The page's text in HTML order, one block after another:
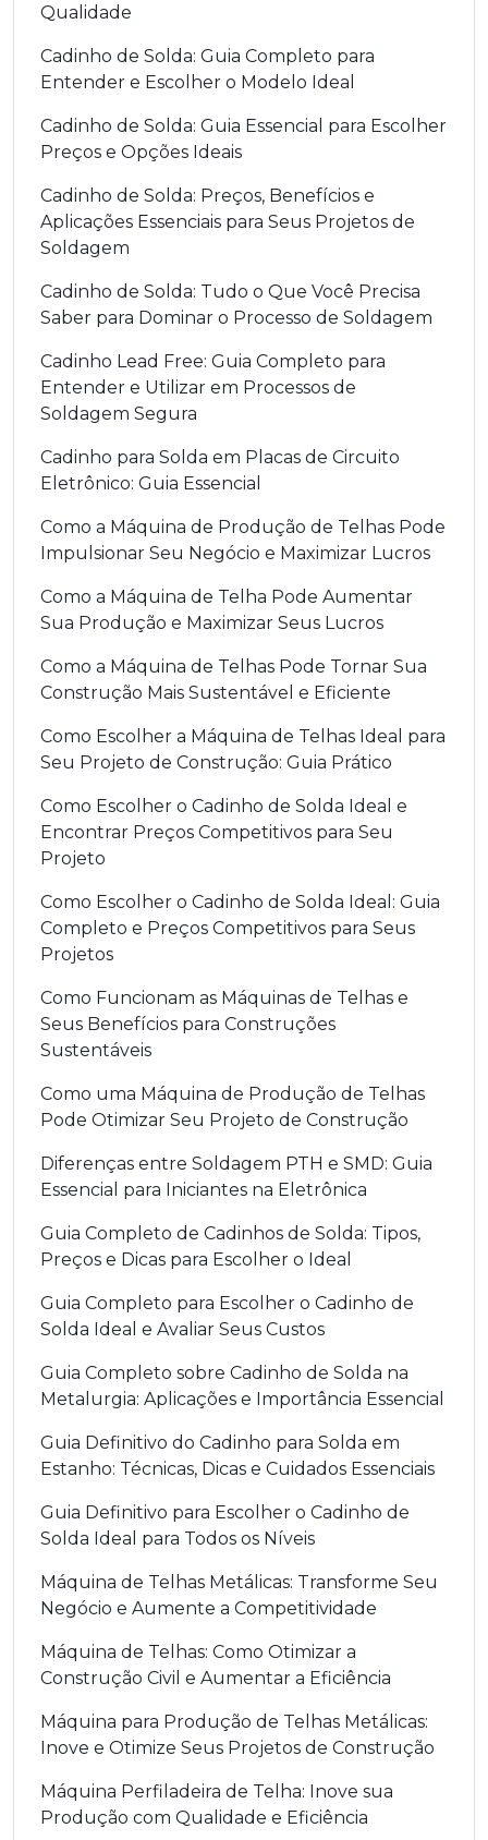
Qualidade
Cadinho de Solda: Guia Completo para
Entender e Escolher o Modelo Ideal
Cadinho de Solda: Guia Essencial para Escolher
Preços e Opções Ideais
Cadinho de Solda: Preços, Benefícios e
Aplicações Essenciais para Seus Projetos de
Soldagem
Cadinho de Solda: Tudo o Que Você Precisa
Saber para Dominar o Processo de Soldagem
Cadinho Lead Free: Guia Completo para
Entender e Utilizar em Processos de
Soldagem Segura
Cadinho para Solda em Placas de Circuito
Eletrônico: Guia Essencial
Como a Máquina de Produção de Telhas Pode
Impulsionar Seu Negócio e Maximizar Lucros
Como a Máquina de Telha Pode Aumentar
Sua Produção e Maximizar Seus Lucros
Como a Máquina de Telhas Pode Tornar Sua
Construção Mais Sustentável e Eficiente
Como Escolher a Máquina de Telhas Ideal para
Seu Projeto de Construção: Guia Prático
Como Escolher o Cadinho de Solda Ideal e
Encontrar Preços Competitivos para Seu
Projeto
Como Escolher o Cadinho de Solda Ideal: Guia
Completo e Preços Competitivos para Seus
Projetos
Como Funcionam as Máquinas de Telhas e
Seus Benefícios para Construções
Sustentáveis
Como uma Máquina de Produção de Telhas
Pode Otimizar Seu Projeto de Construção
Diferenças entre Soldagem PTH e SMD: Guia
Essencial para Iniciantes na Eletrônica
Guia Completo de Cadinhos de Solda: Tipos,
Preços e Dicas para Escolher o Ideal
Guia Completo para Escolher o Cadinho de
Solda Ideal e Avaliar Seus Custos
Guia Completo sobre Cadinho de Solda na
Metalurgia: Aplicações e Importância Essencial
Guia Definitivo do Cadinho para Solda em
Estanho: Técnicas, Dicas e Cuidados Essenciais
Guia Definitivo para Escolher o Cadinho de
Solda Ideal para Todos os Níveis
Máquina de Telhas Metálicas: Transforme Seu
Negócio e Aumente a Competitividade
Máquina de Telhas: Como Otimizar a
Construção Civil e Aumentar a Eficiência
Máquina para Produção de Telhas Metálicas:
Inove e Otimize Seus Projetos de Construção
Máquina Perfiladeira de Telha: Inove sua
Produção com Qualidade e Eficiência